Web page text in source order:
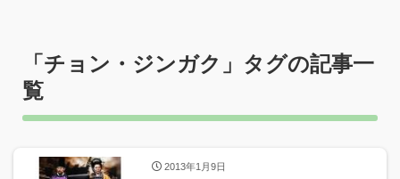
「チョン・ジンガク 」タグの記事一
覧
2013年1月9日